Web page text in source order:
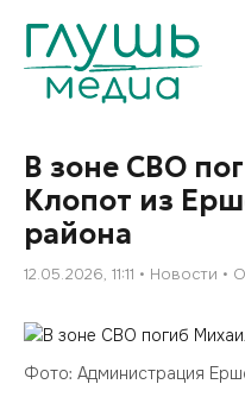
В зоне СВО
Клопот из
района
12.05.2026, 11:11 Новости
Фото: Администрация